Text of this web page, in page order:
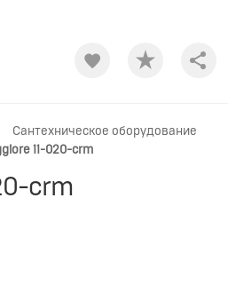
Сантехническое оборудование
11-020-crm
crm